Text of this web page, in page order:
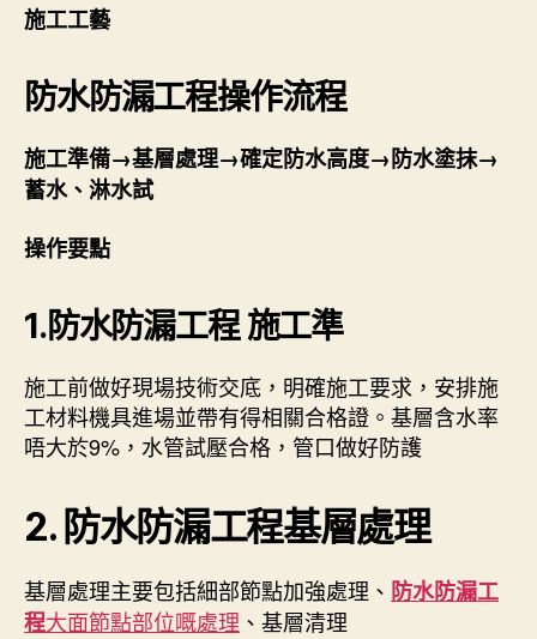
施工工藝
防水防漏工程操作流程
施工準備→基層處理→確定防水高度→防水塗抹→
蓄水、淋水試
操作要點
1.防水防漏工程施工準
施工前做好現場技術交底，明確施工要求，安排施
工材料機具進場並帶有得相關合格證。基層含水率
唔大於9%，水管試壓合格，管口做好防護
2. 防水防漏工程基層處理
基層處理主要包括細部節點加強處理、 防水防漏工
程大面節點部位嘅處理 、基層清理